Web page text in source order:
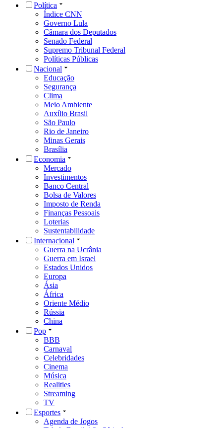
Política
Índice CNN
Governo Lula
Câmara dos Deputados
Senado Federal
Supremo Tribunal Federal
Políticas Públicas
Nacional
Educação
Segurança
Clima
Meio Ambiente
Auxílio Brasil
São Paulo
Rio de Janeiro
Minas Gerais
Brasília
Economia
Mercado
Investimentos
Banco Central
Bolsa de Valores
Imposto de Renda
Finanças Pessoais
Loterias
Sustentabilidade
Internacional
Guerra na Ucrânia
Guerra em Israel
Estados Unidos
Europa
Ásia
África
Oriente Médio
Rússia
China
Pop
BBB
Carnaval
Celebridades
Cinema
Música
Realities
Streaming
TV
Esportes
Agenda de Jogos